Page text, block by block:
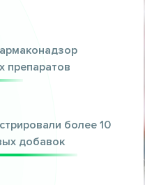
препаратов
более 10
добавок